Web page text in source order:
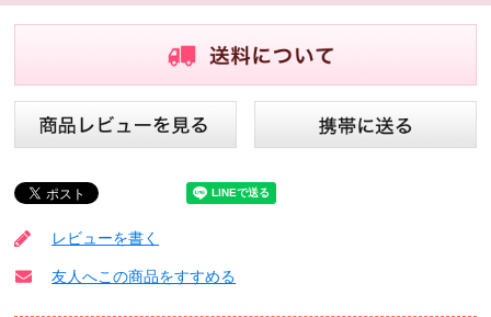
レビューを書く
友人へこの商品をすすめる